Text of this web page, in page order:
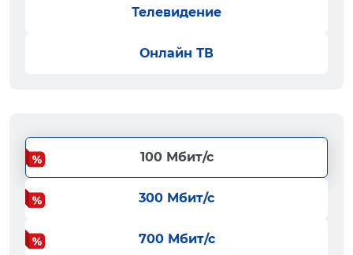
Телевидение
Онлайн ТВ
100 Мбит/с
300 Мбит/с
700 Мбит/с